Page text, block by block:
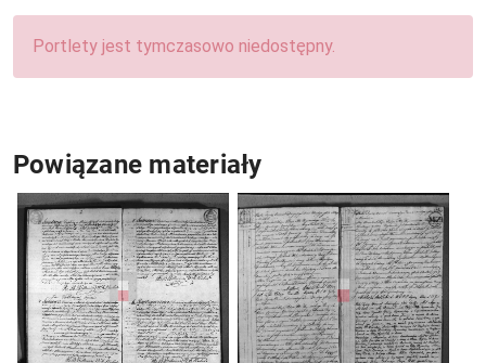
Portlety jest tymczasowo niedostępny.
Powiązane materiały